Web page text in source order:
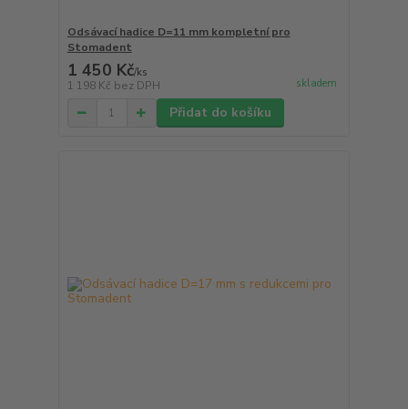
Odsávací hadice D=11 mm kompletní pro
Stomadent
1 450 Kč/ks
1 198 Kč bez DPH skladem
Přidat do košíku